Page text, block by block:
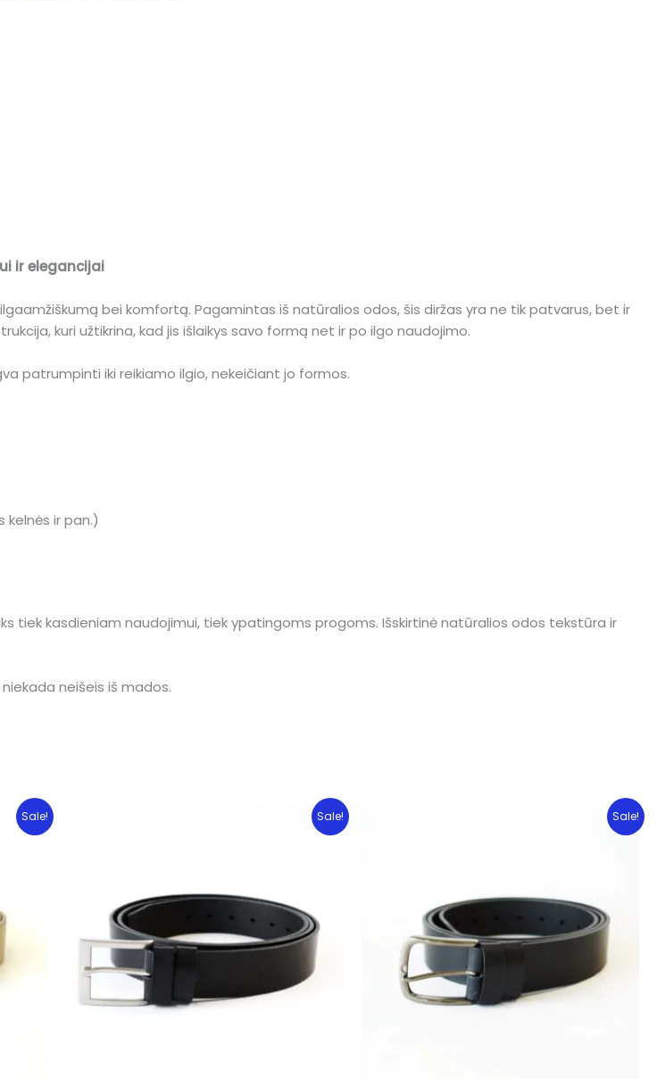
ir elegancijai
bei komfortą. Pagamintas iš natūralios odos, šis diržas yra ne tik patvarus, bet ir
kuri užtikrina, kad jis išlaikys savo formą net ir po ilgo naudojimo.
patrumpinti iki reikiamo ilgio, nekeičiant jo formos.
kelnės ir pan.)
tiek kasdieniam naudojimui, tiek ypatingoms progoms. Išskirtinė natūralios odos tekstūra ir
neišeis iš mados.
Sale! Sale! Sale!